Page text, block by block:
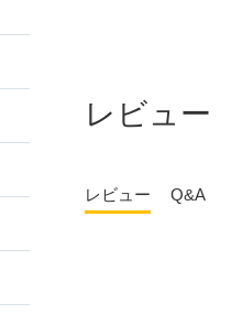
レビュー
レビュー Q&A